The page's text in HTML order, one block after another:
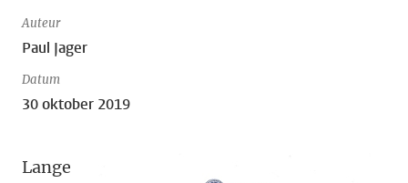
Auteur
Paul Jager
Datum
30 oktober 2019
Lange